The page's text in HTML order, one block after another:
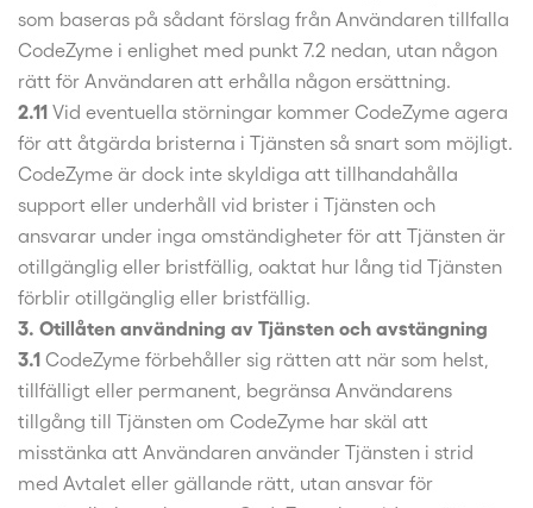
som baseras på sådant förslag från Användaren tillfalla
CodeZyme i enlighet med punkt 7.2 nedan, utan någon
rätt för Användaren att erhålla någon ersättning.
2.11 Vid eventuella störningar kommer CodeZyme agera
för att åtgärda bristerna i Tjänsten så snart som möjligt.
CodeZyme är dock inte skyldiga att tillhandahålla
support eller underhåll vid brister i Tjänsten och
ansvarar under inga omständigheter för att Tjänsten är
otillgänglig eller bristfällig, oaktat hur lång tid Tjänsten
förblir otillgänglig eller bristfällig.
3. Otillåten användning av Tjänsten och avstängning
3.1 CodeZyme förbehåller sig rätten att när som helst,
tillfälligt eller permanent, begränsa Användarens
tillgång till Tjänsten om CodeZyme har skäl att
misstänka att Användaren använder Tjänsten i strid
med Avtalet eller gällande rätt, utan ansvar för